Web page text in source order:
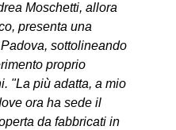
Moschetti, allora
presenta una
sottolineando
proprio
"La più adatta, a mio
ora ha sede il
da fabbricati in